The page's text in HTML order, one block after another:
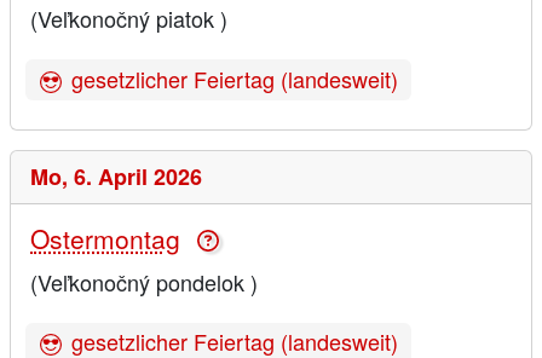
(Veľkonočný piatok )
gesetzlicher Feiertag (landesweit)
Mo, 6. April 2026
Ostermontag
(Veľkonočný pondelok )
gesetzlicher Feiertag (landesweit)